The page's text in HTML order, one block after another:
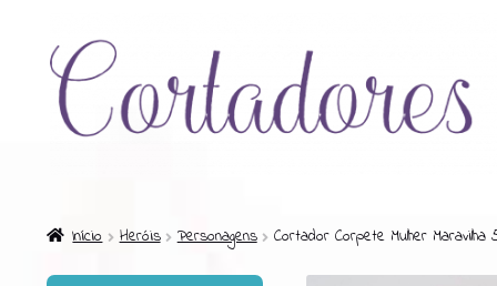
Início Heróis Personagens Cortador Corpete Mulher Maravilha